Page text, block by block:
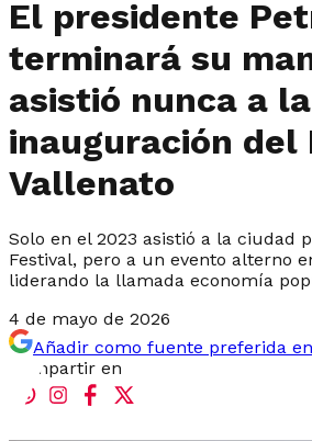
El presidente
terminará su
asistió nunca a la
inauguración del
Vallenato
Solo en el 2023 asistió a la ciudad
Festival, pero a un evento alterno
liderando la llamada economía
4 de mayo de 2026
Añadir como fuente preferida
Compartir en